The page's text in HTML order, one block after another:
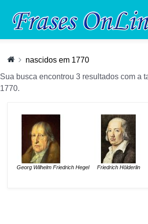
nascidos em 1770
Sua busca encontrou 3 resultados com a
1770.
Georg Wilhelm Friedrich Hegel Friedrich Hölderlin